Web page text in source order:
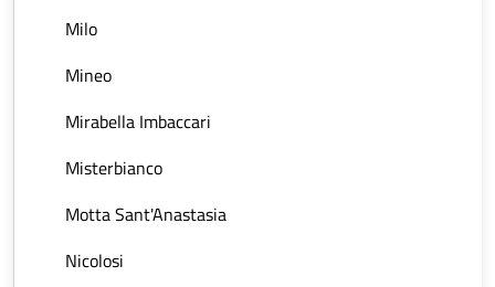
Milo
Mineo
Mirabella Imbaccari
Misterbianco
Motta Sant'Anastasia
Nicolosi